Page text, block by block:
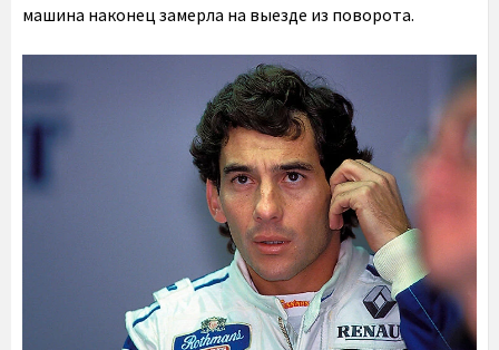
машина наконец замерла на выезде из поворота.